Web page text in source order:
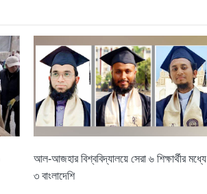
আল-আজহার বিশ্ববিদ্যালয়ে সেরা ৬ শিক্ষার্থীর মধ্যে
৩ বাংলাদেশি